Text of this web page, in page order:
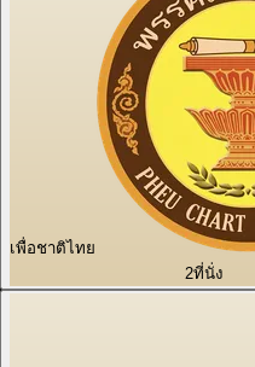
เพื่อชาติไทย
2ที่นั่ง